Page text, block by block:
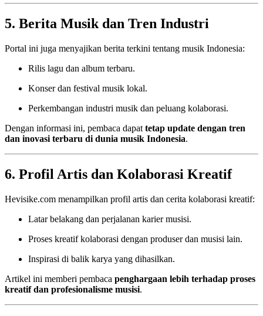
5. Berita Musik dan Tren Industri
Portal ini juga menyajikan berita terkini tentang musik Indonesia:
Rilis lagu dan album terbaru.
Konser dan festival musik lokal.
Perkembangan industri musik dan peluang kolaborasi.
Dengan informasi ini, pembaca dapat tetap update dengan tren
dan inovasi terbaru di dunia musik Indonesia.
6. Profil Artis dan Kolaborasi Kreatif
Hevisike.com menampilkan profil artis dan cerita kolaborasi kreatif:
Latar belakang dan perjalanan karier musisi.
Proses kreatif kolaborasi dengan produser dan musisi lain.
Inspirasi di balik karya yang dihasilkan.
Artikel ini memberi pembaca penghargaan lebih terhadap proses
kreatif dan profesionalisme musisi.